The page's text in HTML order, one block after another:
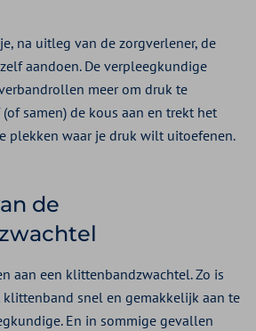
na uitleg van de zorgverlener, de
aandoen. De verpleegkundige
meer om druk te
samen) de kous aan en trekt het
plekken waar je druk wilt uitoefenen.
de
aan een klittenbandzwachtel. Zo is
snel en gemakkelijk aan te
En in sommige gevallen